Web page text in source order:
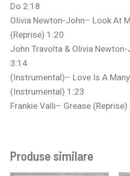
Do 2:18
Olivia Newton-John– Look At
(Reprise) 1:20
John Travolta & Olivia
3:14
(Instrumental)– Love Is A
(Instrumental) 1:23
Frankie Valli– Grease
Produse similare